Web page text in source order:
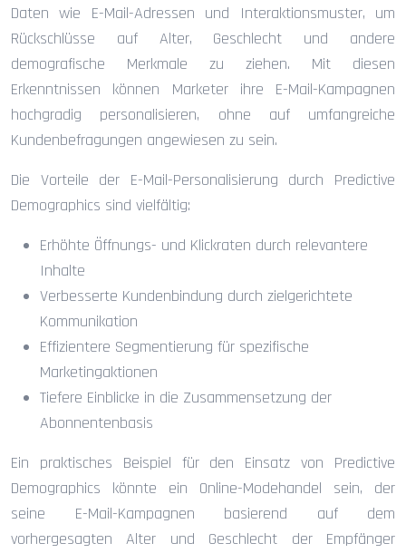
Daten wie E-Mail-Adressen und Interaktionsmuster, um
Rückschlüsse auf Alter, Geschlecht und andere
demografische Merkmale zu ziehen. Mit diesen
Erkenntnissen können Marketer ihre E-Mail-Kampagnen
hochgradig personalisieren, ohne auf umfangreiche
Kundenbefragungen angewiesen zu sein.
Die Vorteile der E-Mail-Personalisierung durch Predictive
Demographics sind vielfältig:
Erhöhte Öffnungs- und Klickraten durch relevantere
Inhalte
Verbesserte Kundenbindung durch zielgerichtete
Kommunikation
Effizientere Segmentierung für spezifische
Marketingaktionen
Tiefere Einblicke in die Zusammensetzung der
Abonnentenbasis
Ein praktisches Beispiel für den Einsatz von Predictive
Demographics könnte ein Online-Modehandel sein, der
seine E-Mail-Kampagnen basierend auf dem
vorhergesagten Alter und Geschlecht der Empfänger